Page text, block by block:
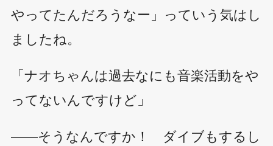
やってたんだろうなー」っていう気はし
ましたね。
「ナオちゃんは過去なにも音楽活動をや
ってないんですけど」
――そうなんですか！ ダイブもするし